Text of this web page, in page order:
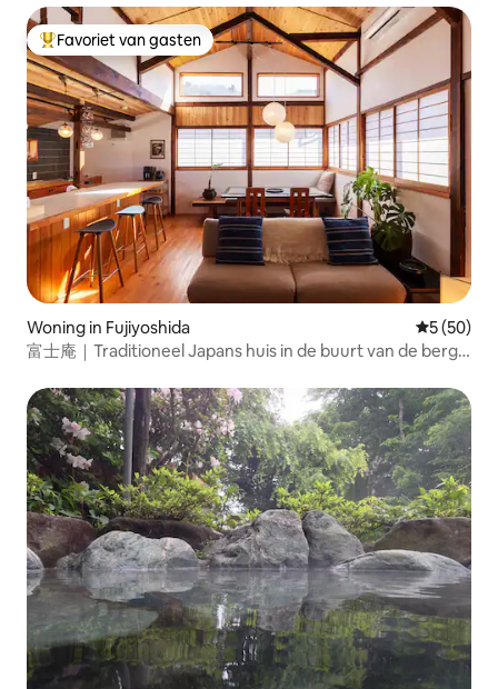
parkeergelegenheid voor 2 auto's | Maximaal 6 personen |
SHIKI HAKONE
Topfavoriet van gasten
Favoriet van gasten
Woning in Fujiyoshida
5 (50)
富士庵｜Traditioneel Japans huis in de buurt van de berg